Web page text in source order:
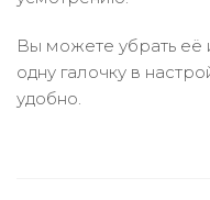
Вы можете убрать её
одну галочку в
удобно.